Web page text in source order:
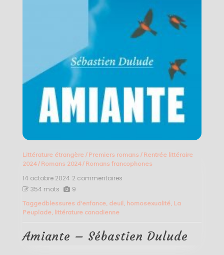
Littérature étrangère/ Premiers romans / Rentrée littéraire
2024/ Romans 2024/ Romans francophones
14 octobre 2024 2 commentaires
Sébastien
354 mots 9
Taggedblessures d'enfance, deuil homosexualité La
Peuplade, littérature canadienne
Amiante – Sébastien Dulude